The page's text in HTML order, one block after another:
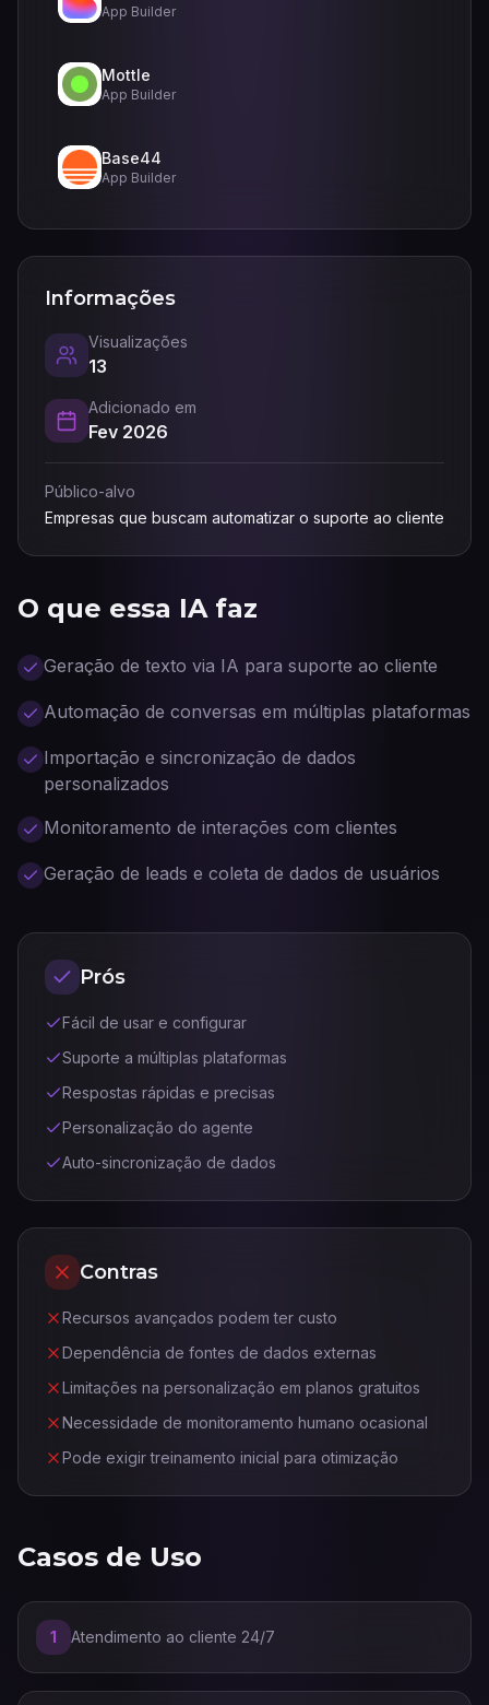
O que essa IA faz
Geração de texto via IA para suporte ao cliente
Automação de conversas em múltiplas plataformas
Importação e sincronização de dados
personalizados
Monitoramento de interações com clientes
Geração de leads e coleta de dados de usuários
Prós
Fácil de usar e configurar
Suporte a múltiplas plataformas
Respostas rápidas e precisas
Personalização do agente
Auto-sincronização de dados
Contras
Recursos avançados podem ter custo
Dependência de fontes de dados externas
Limitações na personalização em planos gratuitos
Necessidade de monitoramento humano ocasional
Pode exigir treinamento inicial para otimização
Casos de Uso
1 Atendimento ao cliente 24/7
App Builder
Mottle
App Builder
Base44
App Builder
Informações
Visualizações
13
Adicionado em
Fev 2026
Público-alvo
Empresas que buscam automatizar o suporte ao cliente